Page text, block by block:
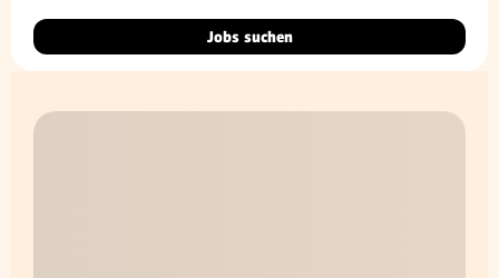
Jobs suchen